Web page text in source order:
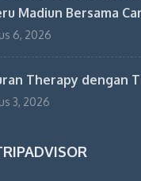
Madiun Bersama
6, 2026
Therapy dengan
3, 2026